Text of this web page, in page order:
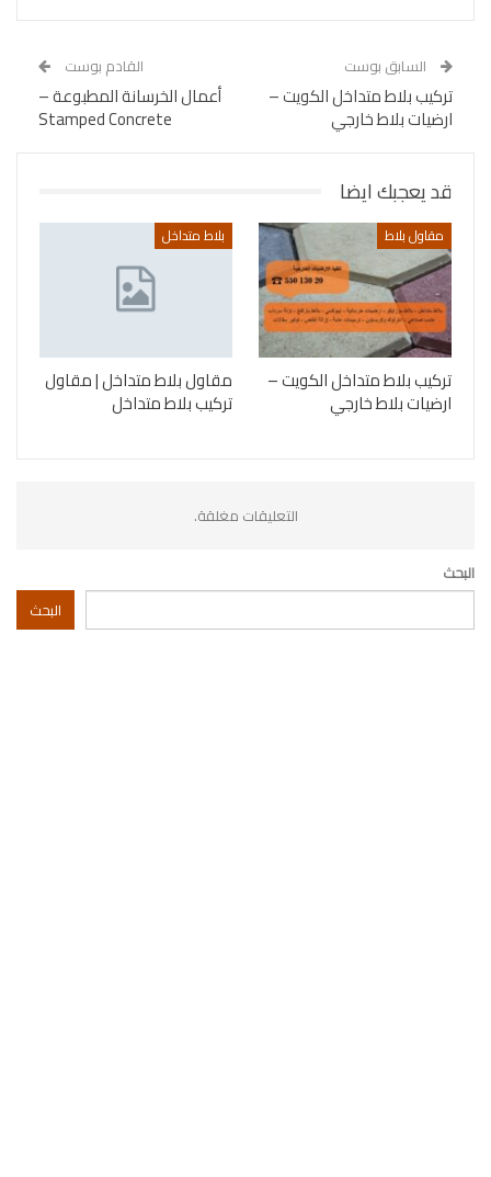
السابق بوست
تركيب بلاط متداخل الكويت –
ارضيات بلاط خارجي
القادم بوست
أعمال الخرسانة المطبوعة –
Stamped Concrete
قد يعجبك ايضا
مقاول بلاط
تركيب بلاط متداخل الكويت –
ارضيات بلاط خارجي
بلاط متداخل
مقاول بلاط متداخل | مقاول
تركيب بلاط متداخل
التعليقات مغلقة.
البحث
البحث